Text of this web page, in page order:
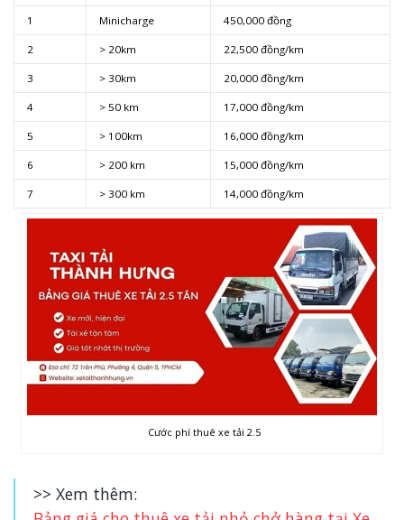
1 Minicharge 450,000 đồng
2 > 20km 22,500 đồng/km
3 > 30km 20,000 đồng/km
4 > 50 km 17,000 đồng/km
5 > 100km 16,000 đồng/km
6 > 200 km 15,000 đồng/km
7 > 300 km 14,000 đồng/km
Cước phí thuê xe tải 2.5
>> Xem thêm: